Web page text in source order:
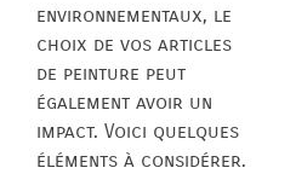
environnementaux, le
choix de vos articles
de peinture peut
également avoir un
impact. Voici quelques
éléments à considérer.